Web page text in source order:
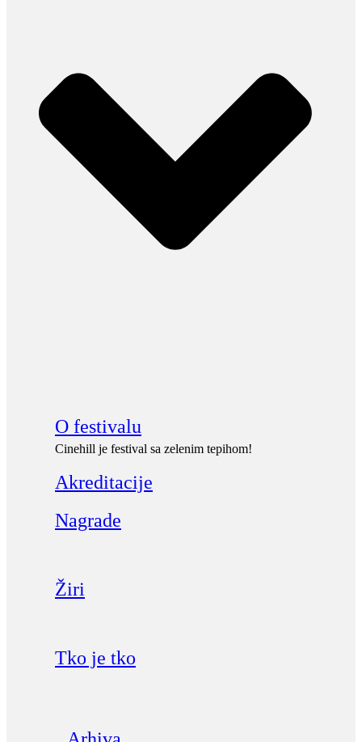
O festivalu
Cinehill je festival sa zelenim tepihom!
Akreditacije
Nagrade
Žiri
Tko je tko